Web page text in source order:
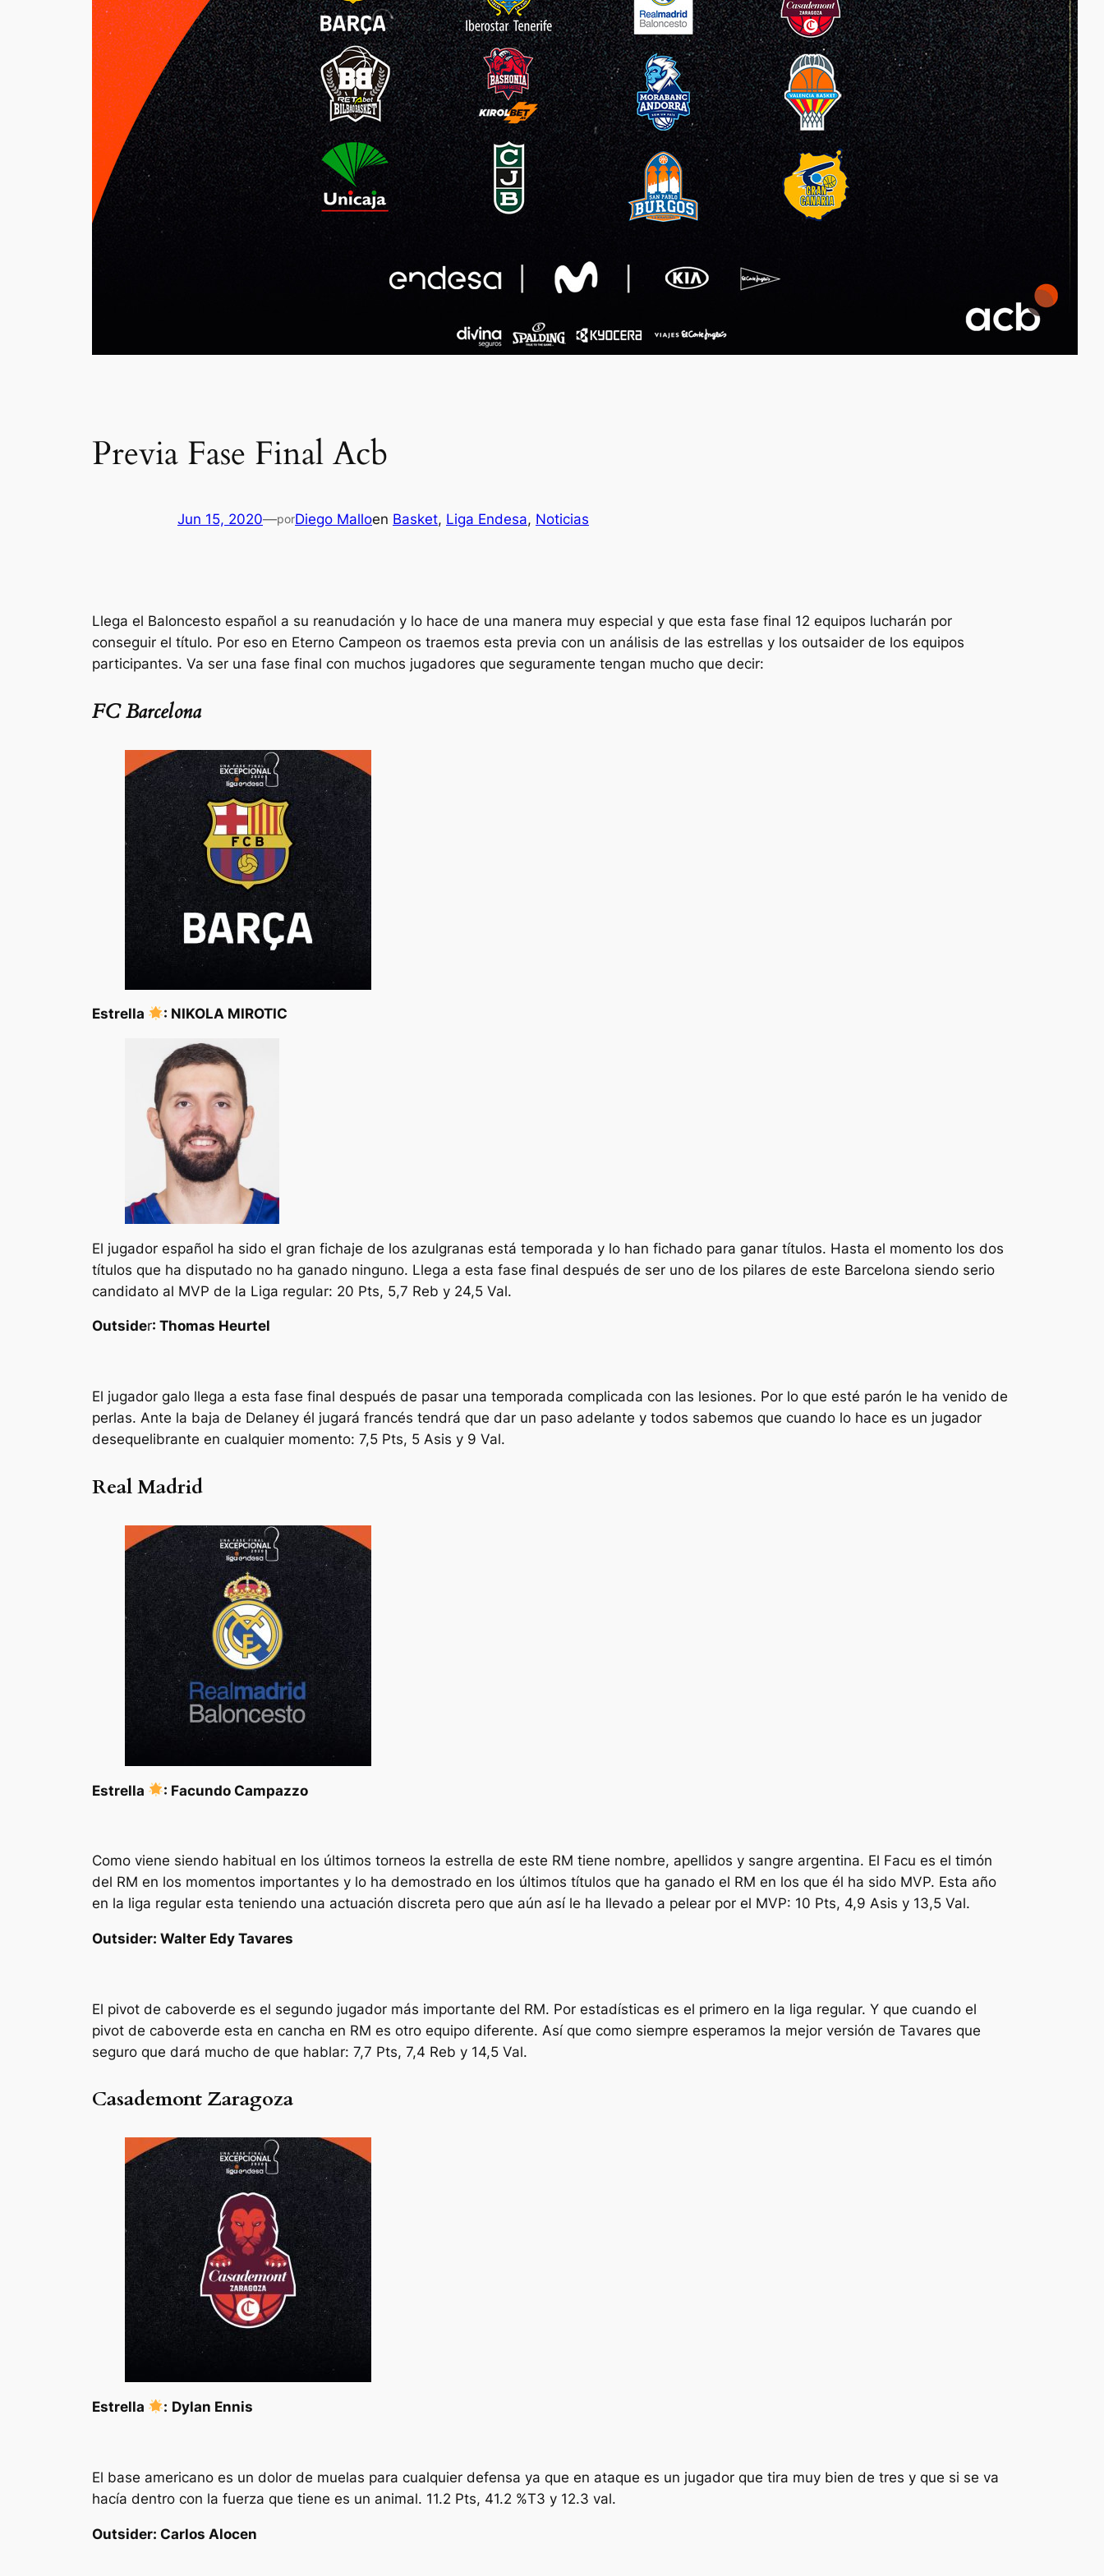
Previa Fase Final Acb
Jun 15, 2020—porDiego Malloen Basket, Liga Endesa, Noticias
Llega el Baloncesto español a su reanudación y lo hace de una manera muy especial y que esta fase final 12 equipos lucharán por
conseguir el título. Por eso en Eterno Campeon os traemos esta previa con un análisis de las estrellas y los outsaider de los equipos
participantes. Va ser una fase final con muchos jugadores que seguramente tengan mucho que decir:
FC Barcelona
Estrella : NIKOLA MIROTIC
El jugador español ha sido el gran fichaje de los azulgranas está temporada y lo han fichado para ganar títulos. Hasta el momento los dos
títulos que ha disputado no ha ganado ninguno. Llega a esta fase final después de ser uno de los pilares de este Barcelona siendo serio
candidato al MVP de la Liga regular: 20 Pts, 5,7 Reb y 24,5 Val.
Outsider: Thomas Heurtel
El jugador galo llega a esta fase final después de pasar una temporada complicada con las lesiones. Por lo que esté parón le ha venido de
perlas. Ante la baja de Delaney él jugará francés tendrá que dar un paso adelante y todos sabemos que cuando lo hace es un jugador
desequelibrante en cualquier momento: 7,5 Pts, 5 Asis y 9 Val.
Real Madrid
Estrella : Facundo Campazzo
Como viene siendo habitual en los últimos torneos la estrella de este RM tiene nombre, apellidos y sangre argentina. El Facu es el timón
del RM en los momentos importantes y lo ha demostrado en los últimos títulos que ha ganado el RM en los que él ha sido MVP. Esta año
en la liga regular esta teniendo una actuación discreta pero que aún así le ha llevado a pelear por el MVP: 10 Pts, 4,9 Asis y 13,5 Val.
Outsider: Walter Edy Tavares
El pivot de caboverde es el segundo jugador más importante del RM. Por estadísticas es el primero en la liga regular. Y que cuando el
pivot de caboverde esta en cancha en RM es otro equipo diferente. Así que como siempre esperamos la mejor versión de Tavares que
seguro que dará mucho de que hablar: 7,7 Pts, 7,4 Reb y 14,5 Val.
Casademont Zaragoza
Estrella : Dylan Ennis
El base americano es un dolor de muelas para cualquier defensa ya que en ataque es un jugador que tira muy bien de tres y que si se va
hacía dentro con la fuerza que tiene es un animal. 11.2 Pts, 41.2 %T3 y 12.3 val.
Outsider: Carlos Alocen